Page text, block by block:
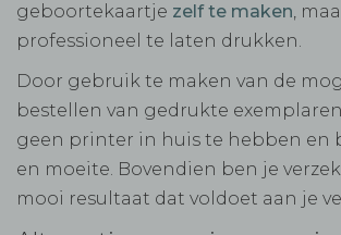
geboortekaartje zelf te maken,
professioneel te laten drukken.
Door gebruik te maken van de
bestellen van gedrukte
geen printer in huis te hebben en
en moeite. Bovendien ben je
mooi resultaat dat voldoet aan je